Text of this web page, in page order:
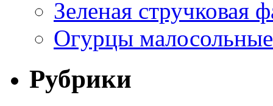
Зеленая стручковая
Огурцы
Рубрики